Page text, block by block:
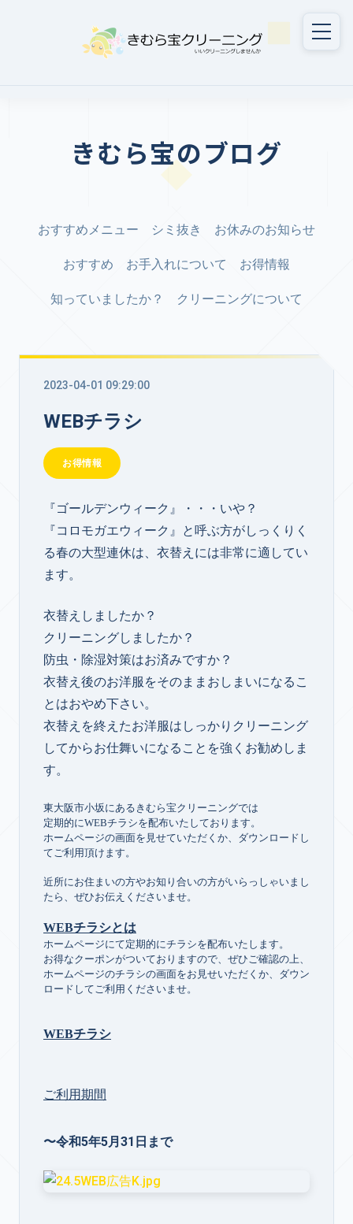
きむら宝のブログ
おすすめメニュー シミ抜き お休みのお知らせ
おすすめ お手入れについて お得情報
知っていましたか？ クリーニングについて
2023-04-01 09:29:00
WEBチラシ
お得情報
『ゴールデンウィーク』・・・いや？
『コロモガエウィーク』と呼ぶ方がしっくりく
る春の大型連休は、衣替えには非常に適してい
ます。
衣替えしましたか？
クリーニングしましたか？
防虫・除湿対策はお済みですか？
衣替え後のお洋服をそのままおしまいになるこ
とはおやめ下さい。
衣替えを終えたお洋服はしっかりクリーニング
してからお仕舞いになることを強くお勧めしま
す。
東大阪市小坂にあるきむら宝クリーニングでは
定期的にWEBチラシを配布いたしております。
ホームページの画面を見せていただくか、ダウンロードし
てご利用頂けます。
近所にお住まいの方やお知り合いの方がいらっしゃいまし
たら、ぜひお伝えくださいませ。
WEBチラシとは
ホームページにて定期的にチラシを配布いたします。
お得なクーポンがついておりますので、ぜひご確認の上、
ホームページのチラシの画面をお見せいただくか、ダウン
ロードしてご利用くださいませ。
WEBチラシ
ご利用期間
〜令和5年5月31日まで